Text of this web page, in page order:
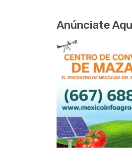
Anúnciate